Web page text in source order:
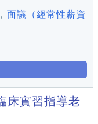
面議（經常性薪資
床實習指導老